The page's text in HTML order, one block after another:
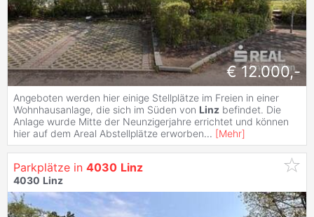
€ 12.000,-
Angeboten werden hier einige Stellplätze im Freien in einer
Wohnhausanlage, die sich im Süden von Linz befindet. Die
Anlage wurde Mitte der Neunzigerjahre errichtet und können
hier auf dem Areal Abstellplätze erworben... [Mehr]
Parkplätze in 4030 Linz
4030 Linz